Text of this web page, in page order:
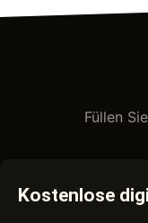
Füllen
Kostenlose